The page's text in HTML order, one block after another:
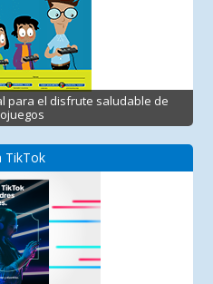
para el disfrute saludable de
TikTok